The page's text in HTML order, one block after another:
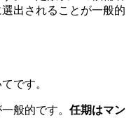
出されることが一般的
です。
般的です。 任期はマン